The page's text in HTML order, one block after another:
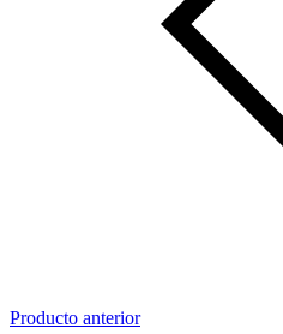
Producto anterior